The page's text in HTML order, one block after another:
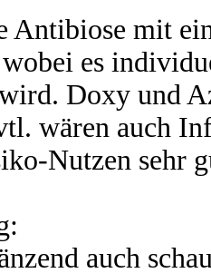
Antibiose mit
es
Doxy und
wären auch
Nutzen sehr
auch